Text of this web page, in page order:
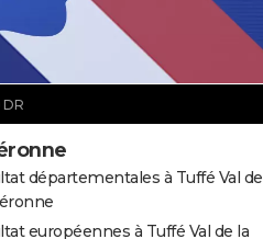
départementales à Tuffé Val de
européennes à Tuffé Val de la